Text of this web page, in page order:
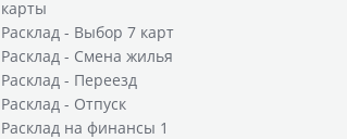
карты
Расклад - Выбор 7 карт
Расклад - Смена жилья
Расклад - Переезд
Расклад - Отпуск
Расклад на финансы 1